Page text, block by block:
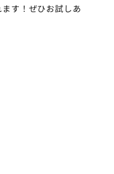
す！ぜひお試しあ